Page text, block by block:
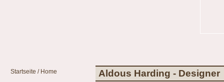
Startseite / Home Aldous Harding - Designer